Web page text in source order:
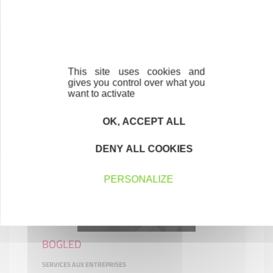
COMMERCE ET RÉPARATION
65000 TARBES
BOGLED
SERVICES AUX ENTREPRISES
This site uses cookies and
gives you control over what you
want to activate
OK, ACCEPT ALL
DENY ALL COOKIES
PERSONALIZE